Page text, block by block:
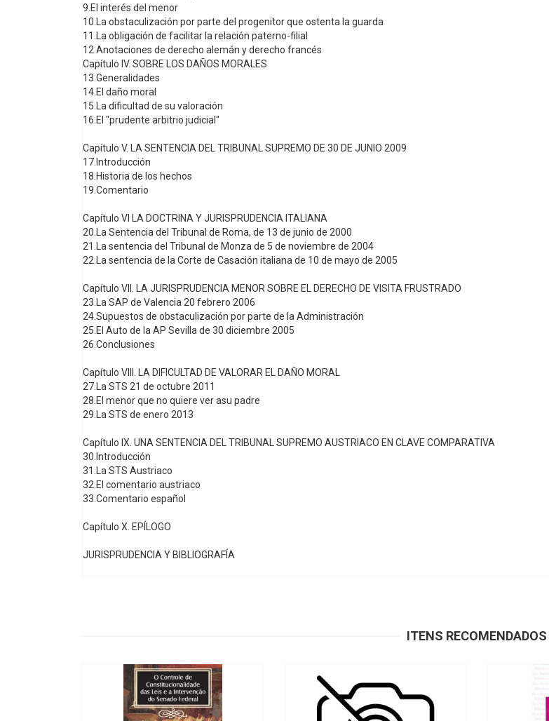
9.El interés del menor
10.La obstaculización por parte del progenitor que ostenta la guarda
11.La obligación de facilitar la relación paterno-filial
12.Anotaciones de derecho alemán y derecho francés
Capítulo IV. SOBRE LOS DAÑOS MORALES
13.Generalidades
14.El daño moral
15.La dificultad de su valoración
16.El "prudente arbitrio judicial"
Capítulo V. LA SENTENCIA DEL TRIBUNAL SUPREMO DE 30 DE JUNIO 2009
17.Introducción
18.Historia de los hechos
19.Comentario
Capítulo VI LA DOCTRINA Y JURISPRUDENCIA ITALIANA
20.La Sentencia del Tribunal de Roma, de 13 de junio de 2000
21.La sentencia del Tribunal de Monza de 5 de noviembre de 2004
22.La sentencia de la Corte de Casación italiana de 10 de mayo de 2005
Capítulo VII. LA JURISPRUDENCIA MENOR SOBRE EL DERECHO DE VISITA FRUSTRADO
23.La SAP de Valencia 20 febrero 2006
24.Supuestos de obstaculización por parte de la Administración
25.El Auto de la AP Sevilla de 30 diciembre 2005
26.Conclusiones
Capítulo VIII. LA DIFICULTAD DE VALORAR EL DAÑO MORAL
27.La STS 21 de octubre 2011
28.El menor que no quiere ver asu padre
29.La STS de enero 2013
Capítulo IX. UNA SENTENCIA DEL TRIBUNAL SUPREMO AUSTRIACO EN CLAVE COMPARATIVA
30.Introducción
31.La STS Austriaco
32.El comentario austriaco
33.Comentario español
Capítulo X. EPÍLOGO
JURISPRUDENCIA Y BIBLIOGRAFÍA
ITENS RECOMENDADOS